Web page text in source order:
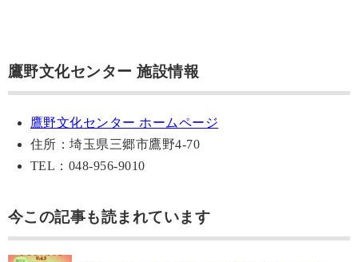
鷹野文化センター 施設情報
鷹野文化センター ホームページ
住所：埼玉県三郷市鷹野4-70
TEL：048-956-9010
今この記事も読まれています